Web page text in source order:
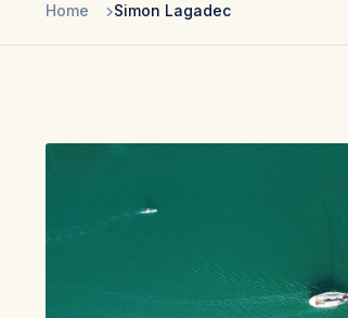
Home Simon Lagadec